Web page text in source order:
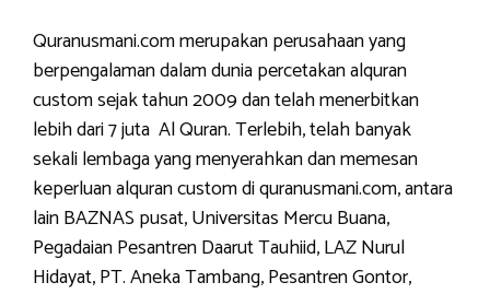
Quranusmani.com merupakan perusahaan yang
berpengalaman dalam dunia percetakan alquran
custom sejak tahun 2009 dan telah menerbitkan
lebih dari 7 juta Al Quran. Terlebih, telah banyak
sekali lembaga yang menyerahkan dan memesan
keperluan alquran custom di quranusmani.com, antara
lain BAZNAS pusat, Universitas Mercu Buana,
Pegadaian Pesantren Daarut Tauhiid, LAZ Nurul
Hidayat, PT. Aneka Tambang, Pesantren Gontor,